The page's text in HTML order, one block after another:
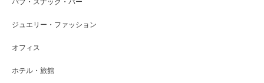
パブ・スナック・バー
ジュエリー・ファッション
オフィス
ホテル・旅館